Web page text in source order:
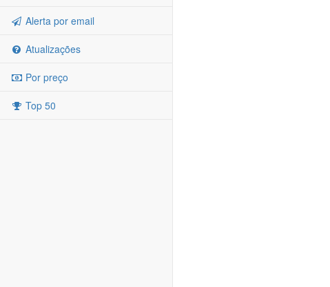
Alerta por email
Atualizações
Por preço
Top 50